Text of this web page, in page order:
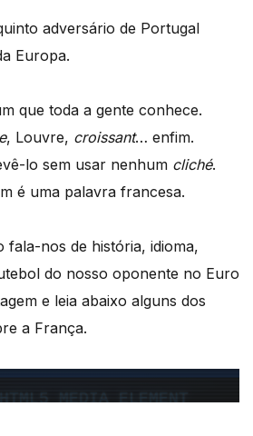
adversário de Portugal
Europa.
que toda a gente conhece.
, Louvre, croissant… enfim.
lo sem usar nenhum cliché.
é uma palavra francesa.
fala-nos de história, idioma,
do nosso oponente no Euro
e leia abaixo alguns dos
a França.